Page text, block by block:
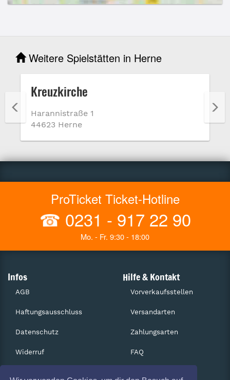
Weitere Spielstätten in Herne
Kreuzkirche
Harannistraße 1
44623 Herne
ProTicket Ticket-Hotline
☎ 0231 - 917 22 90
Mo. - Fr. 9:30 - 18:00
Infos
AGB
Haftungsausschluss
Datenschutz
Widerruf
Hilfe & Kontakt
Vorverkaufsstellen
Versandarten
Zahlungsarten
FAQ
Services